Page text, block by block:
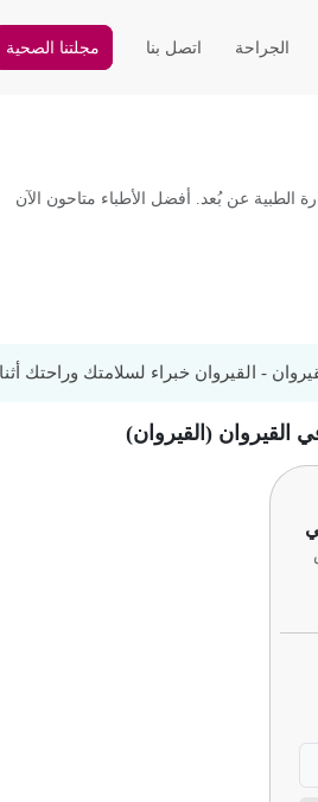
الجراحة اتصل بنا مجلتنا الصحية
الطبية عن بُعد. أفضل الأطباء متاحون الآن
- القيروان خبراء لسلامتك وراحتك
القيروان (القيروان)